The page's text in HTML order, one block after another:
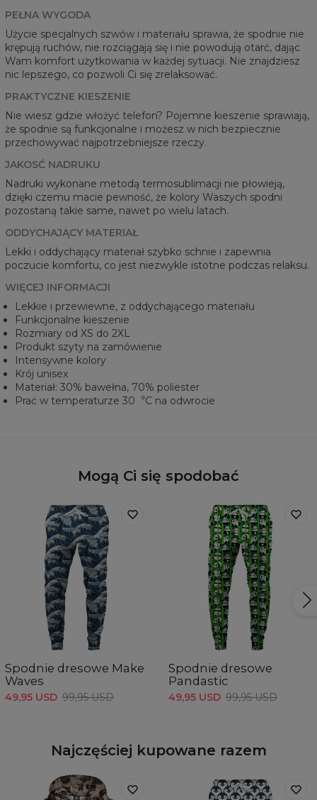
PEŁNA WYGODA
Użycie specjalnych szwów i materiału sprawia, że spodnie nie
krępują ruchów, nie rozciągają się i nie powodują otarć, dając
Wam komfort użytkowania w każdej sytuacji. Nie znajdziesz
nic lepszego, co pozwoli Ci się zrelaksować.
PRAKTYCZNE KIESZENIE
Nie wiesz gdzie włożyć telefon? Pojemne kieszenie sprawiają,
że spodnie są funkcjonalne i możesz w nich bezpiecznie
przechowywać najpotrzebniejsze rzeczy.
JAKOSĆ NADRUKU
Nadruki wykonane metodą termosublimacji nie płowieją,
dzięki czemu macie pewność, że kolory Waszych spodni
pozostaną takie same, nawet po wielu latach.
ODDYCHAJĄCY MATERIAŁ
Lekki i oddychający materiał szybko schnie i zapewnia
poczucie komfortu, co jest niezwykle istotne podczas relaksu.
WIĘCEJ INFORMACJI
Lekkie i przewiewne, z oddychającego materiału
Funkcjonalne kieszenie
Rozmiary od XS do 2XL
Produkt szyty na zamówienie
Intensywne kolory
Krój unisex
Materiał: 30% bawełna, 70% poliester
Prać w temperaturze 30︒C na odwrocie
Mogą Ci się spodobać
Spodnie dresowe Make
Waves
49,95 USD 99,95 USD
Spodnie dresowe
Pandastic
49,95 USD 99,95 USD
Najczęściej kupowane razem